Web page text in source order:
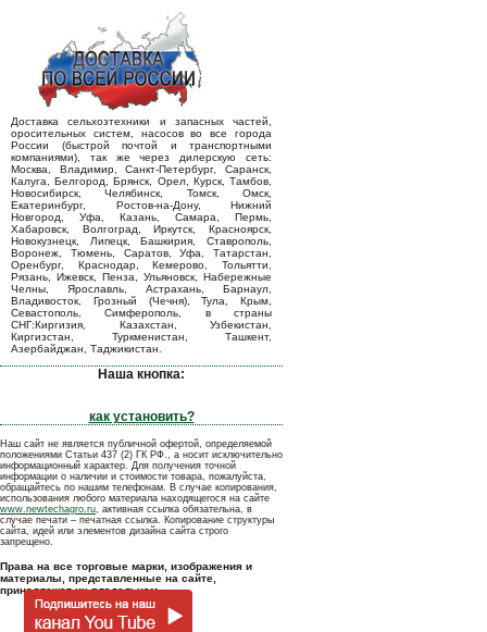
Доставка сельхозтехники и запасных частей,
оросительных систем, насосов во все города
России (быстрой почтой и транспортными
компаниями), так же через дилерскую сеть:
Москва, Владимир, Санкт-Петербург, Саранск,
Калуга, Белгород, Брянск, Орел, Курск, Тамбов,
Новосибирск, Челябинск, Томск, Омск,
Екатеринбург, Ростов-на-Дону, Нижний
Новгород, Уфа, Казань, Самара, Пермь,
Хабаровск, Волгоград, Иркутск, Красноярск,
Новокузнецк, Липецк, Башкирия, Ставрополь,
Воронеж, Тюмень, Саратов, Уфа, Татарстан,
Оренбург, Краснодар, Кемерово, Тольятти,
Рязань, Ижевск, Пенза, Ульяновск, Набережные
Челны, Ярославль, Астрахань, Барнаул,
Владивосток, Грозный (Чечня), Тула, Крым,
Севастополь, Симферополь, в страны
СНГ:Киргизия, Казахстан, Узбекистан,
Киргизстан, Туркменистан, Ташкент,
Азербайджан, Таджикистан.
Наша кнопка:
как установить?
Наш сайт не является публичной офертой, определяемой
положениями Статьи 437 (2) ГК РФ., а носит исключительно
информационный характер. Для получения точной
информации о наличии и стоимости товара, пожалуйста,
обращайтесь по нашим телефонам. В случае копирования,
использования любого материала находящегося на сайте
www.newtechagro.ru, активная ссылка обязательна, в
случае печати – печатная ссылка. Копирование структуры
сайта, идей или элементов дизайна сайта строго
запрещено.
Права на все торговые марки, изображения и
материалы, представленные на сайте,
принадлежат их владельцам.